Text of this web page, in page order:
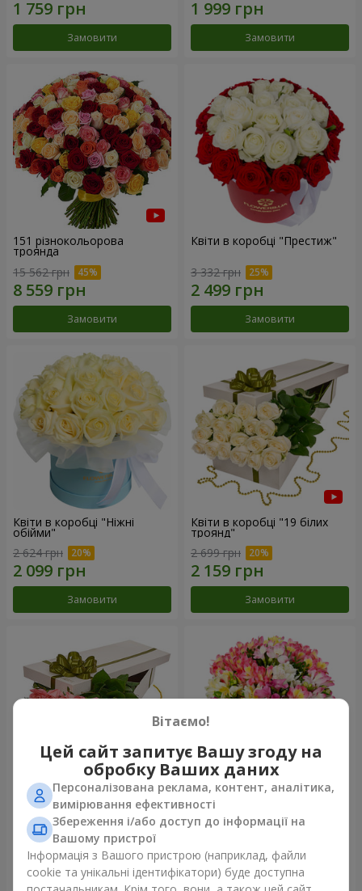
Замовити Замовити
151 різнокольорова
троянда
15 562 грн
Замовити
Квіти в коробці "Престиж"
3 332 грн
Замовити
Квіти в коробці "Ніжні
обійми"
2 624 грн
Замовити
Квіти в коробці "19 білих
троянд"
2 699 грн
Замовити
Квіти в коробці "15 рожевих
троянд"
2 587 грн
Замовити
Букет "Казка для двох!"
Замовити
Вітаємо!
Цей сайт запитує Вашу згоду на
обробку Ваших даних
Персоналізована реклама, контент, аналітика,
вимірювання ефективності
Збереження і/або доступ до інформації на
Вашому пристрої
Інформація з Вашого пристрою (наприклад, файли
cookie та унікальні ідентифікатори) буде доступна